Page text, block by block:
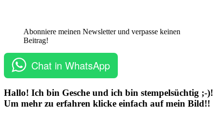
Abonniere meinen Newsletter und verpasse keinen
Beitrag!
Chat in WhatsApp
Hallo! Ich bin Gesche und ich bin stempelsüchtig ;-)!
Um mehr zu erfahren klicke einfach auf mein Bild!!